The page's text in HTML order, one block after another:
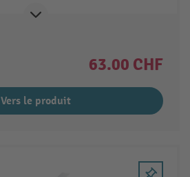
63.00 CHF
Vers le produit